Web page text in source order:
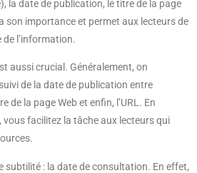
la date de publication, le titre de la page
son importance et permet aux lecteurs de
l’information.
aussi crucial. Généralement, on
de la date de publication entre
de la page Web et enfin, l’URL. En
facilitez la tâche aux lecteurs qui
subtilité : la date de consultation. En effet,